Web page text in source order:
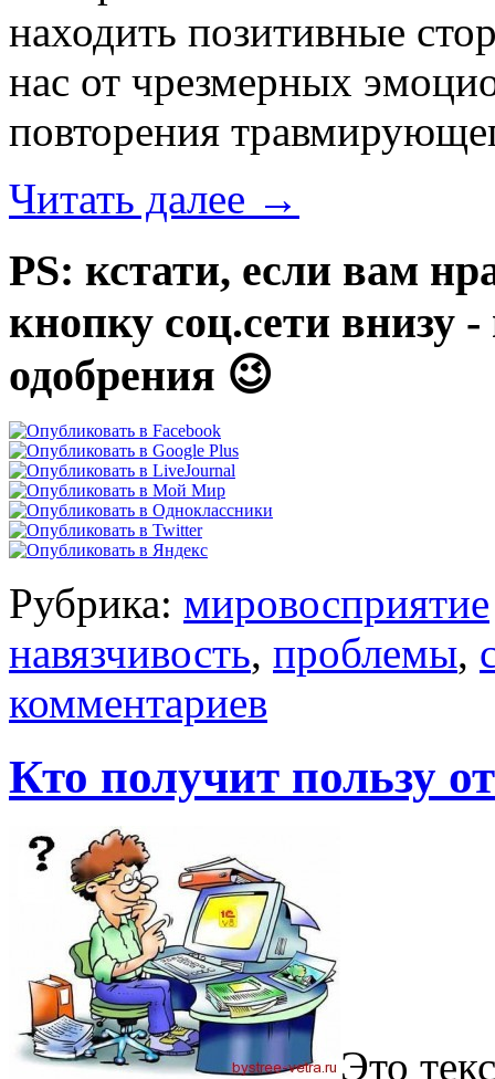
находить позитивные
нас от чрезмерных
повторения
Читать далее →
PS: кстати, если вам
кнопку соц.сети внизу
одобрения 😉
Рубрика: мировосприятие
навязчивость, проблемы,
комментариев
Кто получит пользу
Это